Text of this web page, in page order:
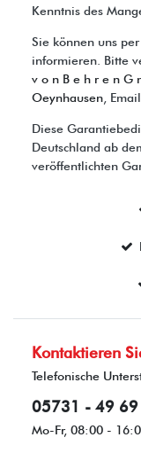
Kenntnis des
Sie können uns
informieren. Bitte
v o n B e h r e n G
Oeynhausen ,
Diese
Deutschland ab
veröffentlichten
Kontaktieren
Telefonische
05731 - 49
Mo-Fr, 08:00 -